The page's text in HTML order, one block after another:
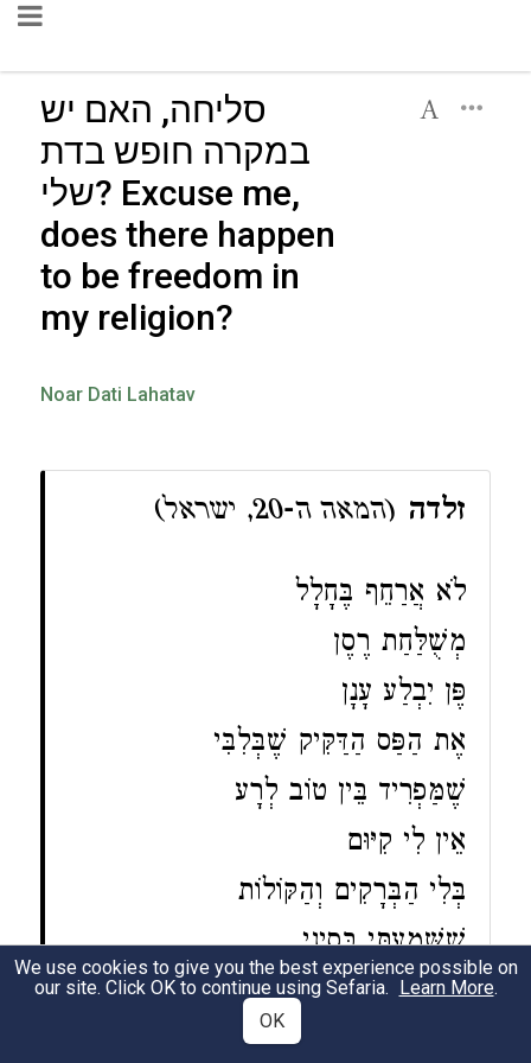
סליחה, האם יש
במקרה חופש בדת
שלי? Excuse me,
does there happen
to be freedom in
my religion?
Noar Dati Lahatav
זלדה (המאה ה-20, ישראל)
לֹא אֲרַחֵף בֶּחָלָל
מְשֻׁלַּחַת רֶסֶן
פֶּן יִבְלַע עָנָן
אֶת הַפַּס הַדַּקִּיק שֶׁבְּלִבִּי
שֶׁמַּפְרִיד בֵּין טוֹב לְרָע
אֵין לִי קִיּוּם
בְּלִי הַבְּרָקִים וְהַקּוֹלוֹת
שֶׁשָּׁמַעְתִּי בְּסִינַי
Zelda (20th century, Israel)
We use cookies to give you the best experience possible on
our site. Click OK to continue using Sefaria. Learn More.
OK